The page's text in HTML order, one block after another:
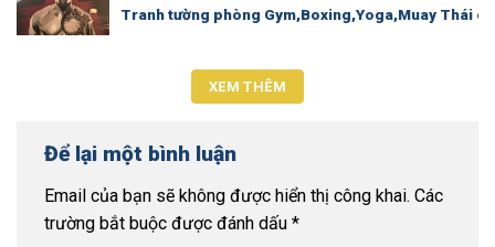
Tranh tường phòng Gym,Boxing,Yoga,Muay Thái
XEM THÊM
Để lại một bình luận
Email của bạn sẽ không được hiển thị công khai. Các
trường bắt buộc được đánh dấu *